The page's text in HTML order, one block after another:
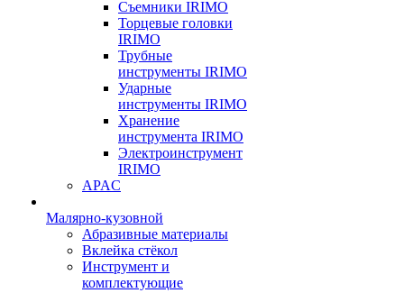
Съемники IRIMO
Торцевые головки
IRIMO
Трубные
инструменты IRIMO
Ударные
инструменты IRIMO
Хранение
инструмента IRIMO
Электроинструмент
IRIMO
APAC
Малярно-кузовной
Абразивные материалы
Вклейка стёкол
Инструмент и
комплектующие